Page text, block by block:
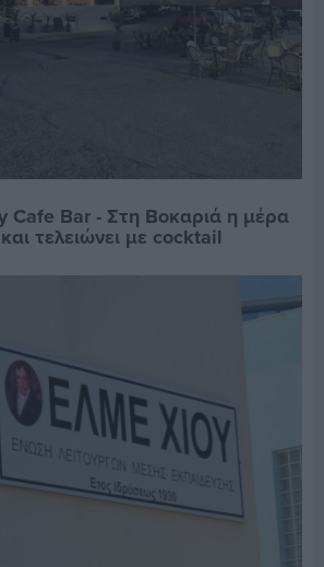
Cafe Bar - Στη Βοκαριά η μέρα
τελειώνει με cocktail